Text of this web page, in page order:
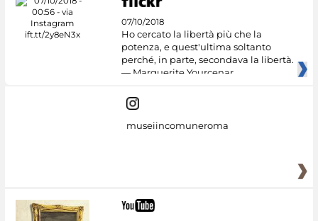
07/10/2018
Ho cercato la libertà più che la
potenza, e quest'ultima soltanto
perché, in parte, secondava la libertà.
— Marguerite Yourcenar
museiincomuneroma